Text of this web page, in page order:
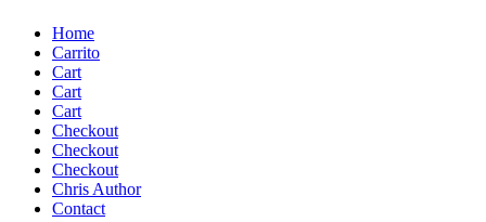
Skip
content
Home
Carrito
Cart
Cart
Cart
Checkout
Checkout
Checkout
Chris Author
Contact